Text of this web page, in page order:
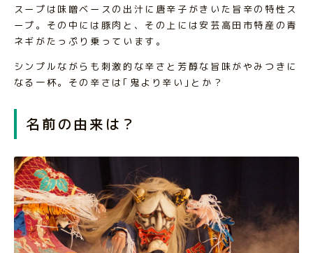
スープは味噌ベースの出汁に唐辛子がきいた旨辛の特性ス
ープ。その中には豚肉と、その上には安芸高田市特産の青
ネギがたっぷり乗っています。
シンプルながらも刺激的な辛さと芳醇な旨味がやみつきに
なる一杯。その辛さは｢鬼より辛い｣とか？
名前の由来は？